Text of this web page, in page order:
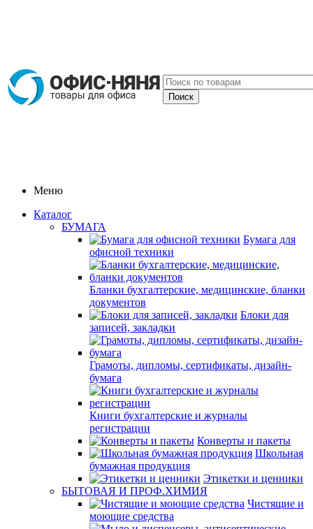
Меню
Каталог
БУМАГА
Бумага для
офисной техники
Бланки бухгалтерские, медицинские, бланки
документов
Блоки для
записей, закладки
Грамоты, дипломы, сертификаты, дизайн-
бумага
Книги бухгалтерские и журналы
регистрации
Конверты и пакеты
Школьная
бумажная продукция
Этикетки и ценники
БЫТОВАЯ И ПРОФ.ХИМИЯ
Чистящие и
моющие средства